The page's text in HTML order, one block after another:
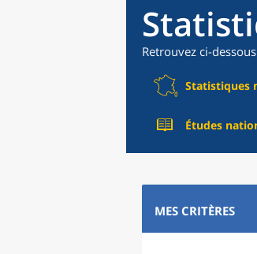
Retrouvez ci-
Statistiques
Études
MES CRITÈRES